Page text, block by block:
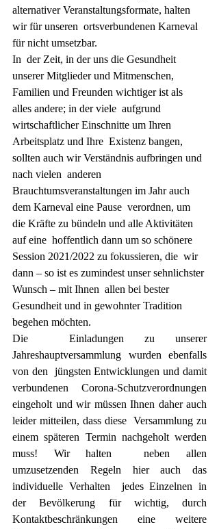
alternativer Veranstaltungsformate, halten
wir für unseren  ortsverbundenen Karneval
für nicht umsetzbar.
In  der Zeit, in der uns die Gesundheit
unserer Mitglieder und Mitmenschen,
Familien und Freunden wichtiger ist als
alles andere; in der viele  aufgrund
wirtschaftlicher Einschnitte um Ihren
Arbeitsplatz und Ihre  Existenz bangen,
sollten auch wir Verständnis aufbringen und
nach vielen  anderen
Brauchtumsveranstaltungen im Jahr auch
dem Karneval eine Pause  verordnen, um
die Kräfte zu bündeln und alle Aktivitäten
auf eine  hoffentlich dann um so schönere
Session 2021/2022 zu fokussieren, die  wir
dann – so ist es zumindest unser sehnlichster
Wunsch – mit Ihnen  allen bei bester
Gesundheit und in gewohnter Tradition
begehen möchten.
Die  Einladungen zu unserer
Jahreshauptversammlung wurden ebenfalls
von den  jüngsten Entwicklungen und damit
verbundenen Corona-Schutzverordnungen
eingeholt und wir müssen Ihnen daher auch
leider mitteilen, dass diese  Versammlung zu
einem späteren Termin nachgeholt werden
muss! Wir halten  neben allen
umzusetzenden Regeln hier auch das
individuelle Verhalten  jedes Einzelnen in
der Bevölkerung für wichtig, durch
Kontaktbeschränkungen eine weitere